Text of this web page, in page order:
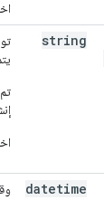
string
datetime